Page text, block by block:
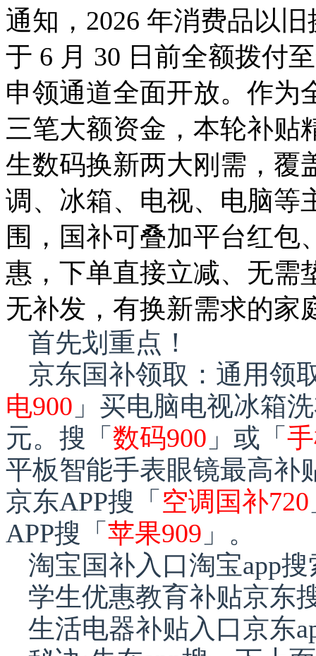
通知，2026 年消费品以旧
于 6 月 30 日前全额拨付
申领通道全面开放。作为
三笔大额资金，本轮补贴
生数码换新两大刚需，覆
调、冰箱、电视、电脑等
围，国补可叠加平台红包
惠，下单直接立减、无需
无补发，有换新需求的家
首先划重点！
京东国补领取：通用领
电900 」买电脑电视冰箱
元。搜「 数码900 」或「
平板智能手表眼镜最高补
京东APP搜「 空调国补720
APP搜「 苹果909 」。
淘宝国补入口淘宝app搜
学生优惠教育补贴京东
生活电器补贴入口京东